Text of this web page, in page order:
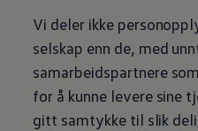
Vi deler ikke
selskap enn de, med
samarbeidspartnere
for å kunne levere sine
gitt samtykke til slik